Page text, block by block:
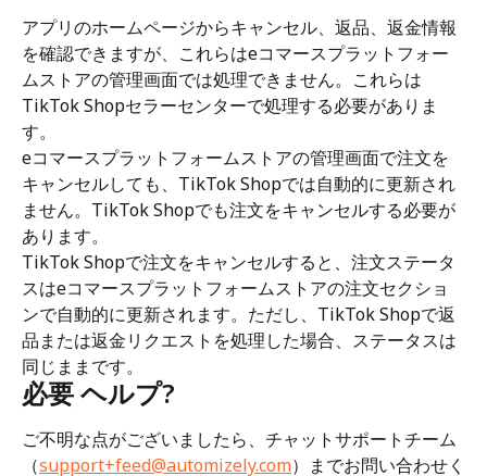
アプリのホームページからキャンセル、返品、返金情報
を確認できますが、これらはeコマースプラットフォー
ムストアの管理画面では処理できません。これらは
TikTok Shopセラーセンターで処理する必要がありま
す。
eコマースプラットフォームストアの管理画面で注文を
キャンセルしても、TikTok Shopでは自動的に更新され
ません。TikTok Shopでも注文をキャンセルする必要が
あります。
TikTok Shopで注文をキャンセルすると、注文ステータ
スはeコマースプラットフォームストアの注文セクショ
ンで自動的に更新されます。ただし、TikTok Shopで返
品または返金リクエストを処理した場合、ステータスは
同じままです。
必要 ヘルプ?
ご不明な点がございましたら、チャットサポートチーム
（support+feed@automizely.com）までお問い合わせく